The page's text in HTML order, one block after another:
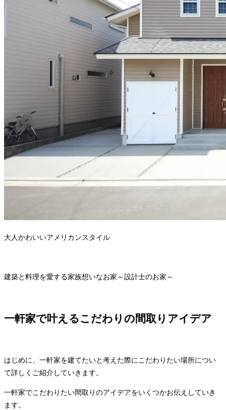
大人かわいいアメリカンスタイル
建築と料理を愛する家族想いなお家～設計士のお家～
一軒家で叶えるこだわりの間取りアイデア
はじめに、一軒家を建てたいと考えた際にこだわりたい場所につい
て詳しくご紹介していきます。
一軒家でこだわりたい間取りのアイデアをいくつかお伝えしていき
ます。